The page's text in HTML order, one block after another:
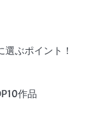
ぶポイント！
作品